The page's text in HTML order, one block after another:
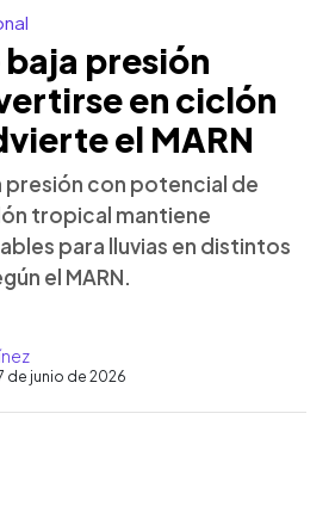
presión
en ciclón
el MARN
presión con potencial de
tropical mantiene
para lluvias en distintos
el MARN.
de junio de 2026